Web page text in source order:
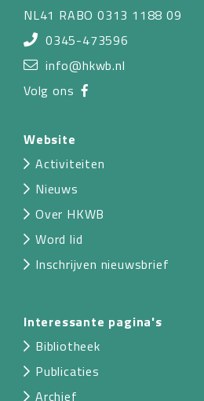
NL41 RABO 0313 1188 09
0345-473596
info@hkwb.nl
Volg ons
Website
Activiteiten
Nieuws
Over HKWB
Word lid
Inschrijven nieuwsbrief
Interessante pagina's
Bibliotheek
Publicaties
Archief